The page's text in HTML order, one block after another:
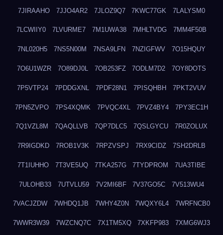
7JIRAAHO 7JJO4AR2 7JLOZ9Q7 7KWC77GK 7LALYSM0
7LCWIIY0 7LVURME7 7M1UWA38 7MHLTVDG 7MM4F50B
7NL020H5 7NS5N00M 7NSA9LFN 7NZIGFWV 7O15HQUY
7O6U1WZR 7O89DJ0L 7OB253FZ 7ODLM7D2 7OY8DOTS
7P5VTP24 7PDDGXNL 7PDF28N1 7PISQHBH 7PKT2VUV
7PN5ZVPO 7PS4XQMK 7PVQC4XL 7PVZ4BY4 7PY3EC1H
7Q1VZL8M 7QAQLLVB 7QP7DLC5 7QSLGYCU 7R0ZOLUX
7R9IGDKD 7ROB1V3K 7RPZVSPJ 7RX9CIDZ 7SH2DRLB
7T1IUHHO 7T3VE5UQ 7TKA257G 7TYDPROM 7UA3TIBE
7ULOHB33 7UTVLU59 7V2MI6BF 7V37GO5C 7V513WU4
7VACJZDW 7WHDQ1JB 7WHY4Z0N 7WQXY6L4 7WRFNCB0
7WWR3W39 7WZCNQ7C 7X1TM5XQ 7XKFP983 7XMG6WJ3